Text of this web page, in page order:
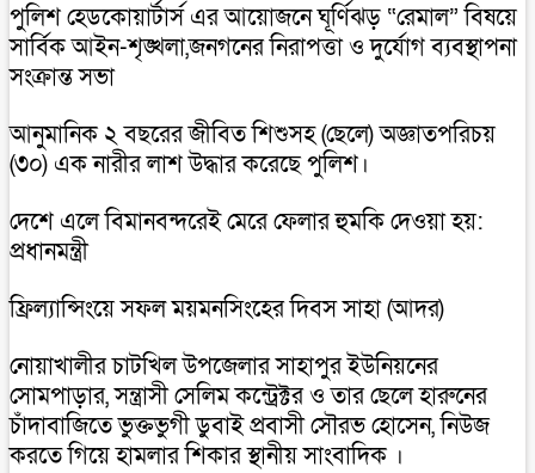
পুলিশ হেডকোয়ার্টার্স এর আয়োজনে ঘূর্ণিঝড় “রেমাল” বিষয়ে
সার্বিক আইন-শৃঙ্খলা,জনগনের নিরাপত্তা ও দুর্যোগ ব্যবস্থাপনা
সংক্রান্ত সভা
আনুমানিক ২ বছরের জীবিত শিশুসহ (ছেলে) অজ্ঞাতপরিচয়
(৩০) এক নারীর লাশ উদ্ধার করেছে পুলিশ।
দেশে এলে বিমানবন্দরেই মেরে ফেলার হুমকি দেওয়া হয়:
প্রধানমন্ত্রী
ফ্রিল্যান্সিংয়ে সফল ময়মনসিংহের দিবস সাহা (আদর)
নোয়াখালীর চাটখিল উপজেলার সাহাপুর ইউনিয়নের
সোমপাড়ার, সন্ত্রাসী সেলিম কন্ট্রেক্টর ও তার ছেলে হারুনের
চাঁদাবাজিতে ভুক্তভুগী ডুবাই প্রবাসী সৌরভ হোসেন, নিউজ
করতে গিয়ে হামলার শিকার স্থানীয় সাংবাদিক ।